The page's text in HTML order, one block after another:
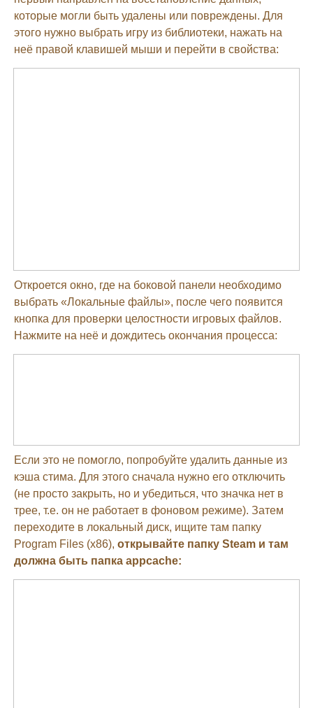
которые могли быть удалены или повреждены. Для
этого нужно выбрать игру из библиотеки, нажать на
неё правой клавишей мыши и перейти в свойства:
Откроется окно, где на боковой панели необходимо
выбрать «Локальные файлы», после чего появится
кнопка для проверки целостности игровых файлов.
Нажмите на неё и дождитесь окончания процесса:
Если это не помогло, попробуйте удалить данные из
кэша стима. Для этого сначала нужно его отключить
(не просто закрыть, но и убедиться, что значка нет в
трее, т.е. он не работает в фоновом режиме). Затем
переходите в локальный диск, ищите там папку
Program Files (x86), открывайте папку Steam и там
должна быть папка appcache: